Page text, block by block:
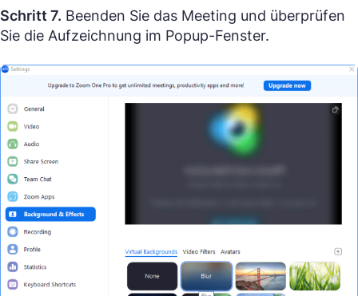
Schritt 7. Beenden Sie das Meeting und überprüfen
Sie die Aufzeichnung im Popup-Fenster.